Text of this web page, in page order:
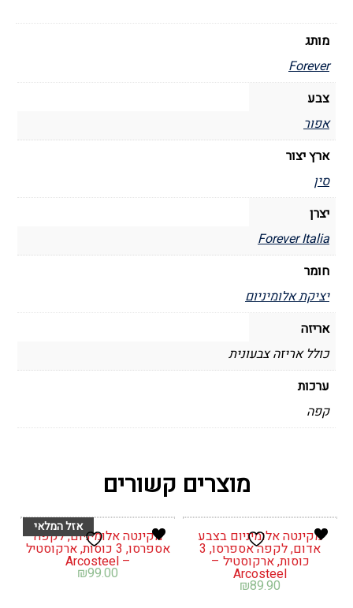
מותג
Forever
צבע
אפור
ארץ יצור
סין
יצרן
Forever Italia
חומר
יציקת אלומיניום
אריזה
כולל אריזה צבעונית
ערכות
קפה
מוצרים קשורים
מקינטה אלומיניום בצבע
אדום, לקפה אספרסו, 3
כוסות, ארקוסטיל –
Arcosteel
₪89.90
מקינטה אלומיניום, לקפה
אספרסו, 3 כוסות, ארקוסטיל
– Arcosteel
₪99.00